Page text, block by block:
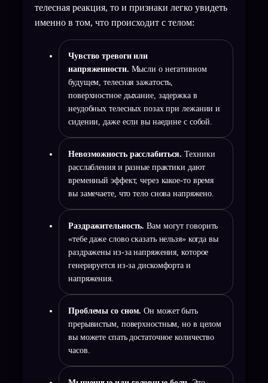
телесная реакция, то и признаки легко увидеть
именно в том, что происходит с телом:
Чувство тревоги или
напряженности. Мысли о негативном
будущем, телесная зажатость,
поверхностное дыхание, задержка в
неудобных телесных позах при лежании и
сидении, даже если вы наедине с собой.
Невозможность расслабиться. Техники
расслабления и разные практики дают
временный эффект, через какое-то время
вы замечаете, что тело снова напряжено.
Раздражительность. Вам могут говорить
«тебе даже слово сказать нельзя» когда вы
раздражены из-за напряжения, которое
генерируется из-за дискомфорта и
напряжения.
Проблемы со сном. Он может быть
прерывистым, поверхностным, но в целом
вы можете спать достаточное количество
часов.